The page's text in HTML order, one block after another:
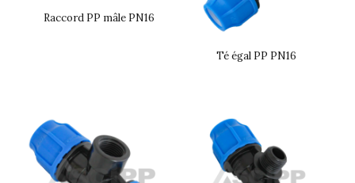
Raccord PP mâle PN16
Té égal PP PN16